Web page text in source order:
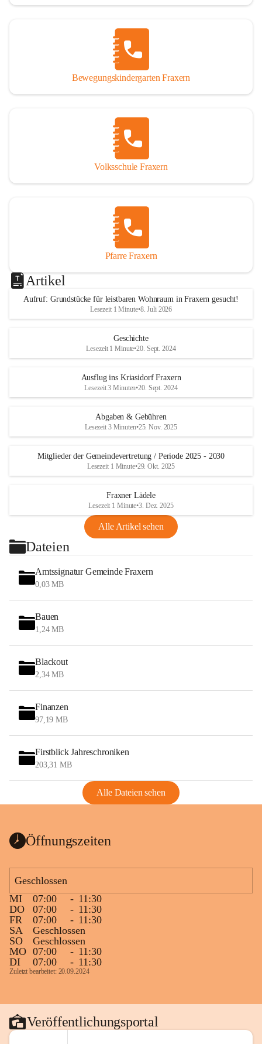
Bewegungskindergarten Fraxern
Volksschule Fraxern
Pfarre Fraxern
Artikel
Aufruf: Grundstücke für leistbaren Wohnraum in Fraxern gesucht!
Lesezeit 1 Minute•8. Juli 2026
Geschichte
Lesezeit 1 Minute•20. Sept. 2024
Ausflug ins Kriasidorf Fraxern
Lesezeit 3 Minuten•20. Sept. 2024
Abgaben & Gebühren
Lesezeit 3 Minuten•25. Nov. 2025
Mitglieder der Gemeindevertretung / Periode 2025 - 2030
Lesezeit 1 Minute•29. Okt. 2025
Fraxner Lädele
Lesezeit 1 Minute•3. Dez. 2025
Alle Artikel sehen
Dateien
Amtssignatur Gemeinde Fraxern
0,03 MB
Bauen
1,24 MB
Blackout
2,34 MB
Finanzen
97,19 MB
Firstblick Jahreschroniken
203,31 MB
Alle Dateien sehen
Öffnungszeiten
Geschlossen
MI
07:00 - 11:30
DO
07:00 - 11:30
FR
07:00 - 11:30
SA
Geschlossen
SO
Geschlossen
MO 07:00 - 11:30
DI
07:00 - 11:30
Zuletzt bearbeitet: 20.09.2024
Veröffentlichungsportal